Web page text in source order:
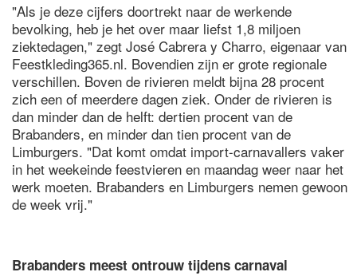
"Als je deze cijfers doortrekt naar de werkende
bevolking, heb je het over maar liefst 1,8 miljoen
ziektedagen," zegt José Cabrera y Charro, eigenaar van
Feestkleding365.nl. Bovendien zijn er grote regionale
verschillen. Boven de rivieren meldt bijna 28 procent
zich een of meerdere dagen ziek. Onder de rivieren is
dan minder dan de helft: dertien procent van de
Brabanders, en minder dan tien procent van de
Limburgers. "Dat komt omdat import-carnavallers vaker
in het weekeinde feestvieren en maandag weer naar het
werk moeten. Brabanders en Limburgers nemen gewoon
de week vrij."
Brabanders meest ontrouw tijdens carnaval